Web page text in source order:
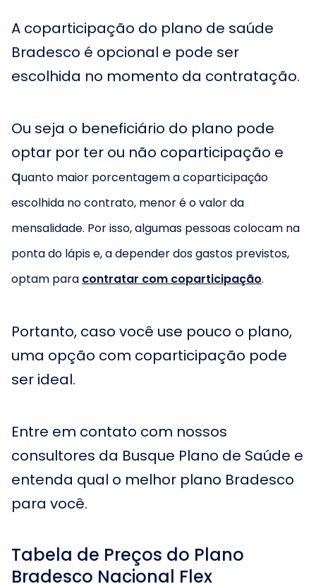
A coparticipação do plano de saúde
Bradesco é opcional e pode ser
escolhida no momento da contratação.
Ou seja o beneficiário do plano pode
optar por ter ou não coparticipação e
quanto maior porcentagem a coparticipação
escolhida no contrato, menor é o valor da
mensalidade. Por isso, algumas pessoas colocam na
ponta do lápis e, a depender dos gastos previstos,
optam para contratar com coparticipação.
Portanto, caso você use pouco o plano,
uma opção com coparticipação pode
ser ideal.
Entre em contato com nossos
consultores da Busque Plano de Saúde e
entenda qual o melhor plano Bradesco
para você.
Tabela de Preços do Plano
Bradesco Nacional Flex